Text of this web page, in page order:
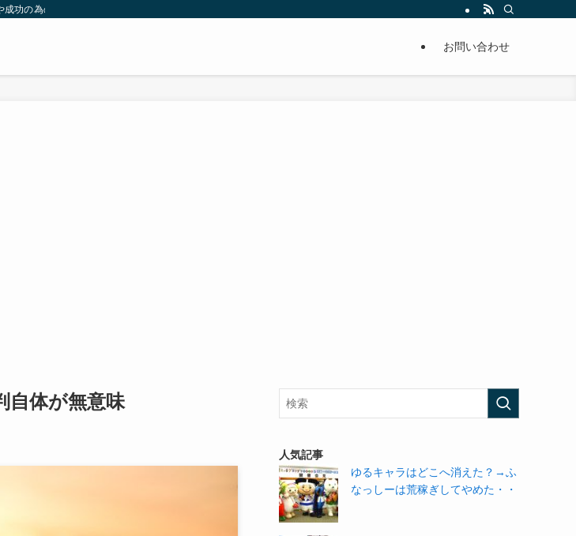
功の為の秘訣等。太ったり悩んでいる方々が簡単に痩せることが出来るように分かりやすくまとめています。
お問い合わせ
体が無意味
人気記事
ゆるキャラはどこへ消えた？→ふ
なっしーは荒稼ぎしてやめた・・